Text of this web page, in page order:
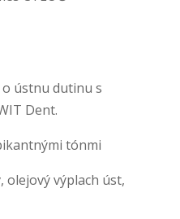
ústnu dutinu s
Dent.
tónmi
výplach úst,